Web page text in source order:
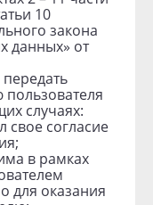
10
закона
данных» от
случаях:
свое согласие
в рамках
для оказания